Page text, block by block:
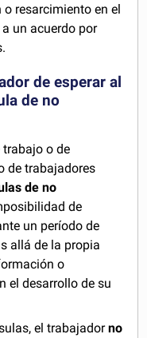
resarcimiento en el
un acuerdo por
de esperar al
de no
trabajo o de
de trabajadores
de no
de
un período de
allá de la propia
o
el desarrollo de su
el trabajadorno